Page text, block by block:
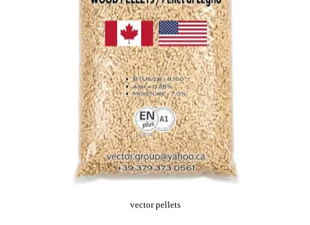
vector pellets